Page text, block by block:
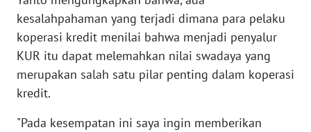
kesalahpahaman yang terjadi dimana para pelaku
koperasi kredit menilai bahwa menjadi penyalur
KUR itu dapat melemahkan nilai swadaya yang
merupakan salah satu pilar penting dalam koperasi
kredit.
"Pada kesempatan ini saya ingin memberikan
WN
SULTRA
WN
NTB
WN